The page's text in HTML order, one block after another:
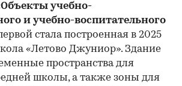
учебно-
и учебно-воспитательного
стала построенная в 2025
«Летово Джуниор». Здание
пространства для
школы, а также зоны для